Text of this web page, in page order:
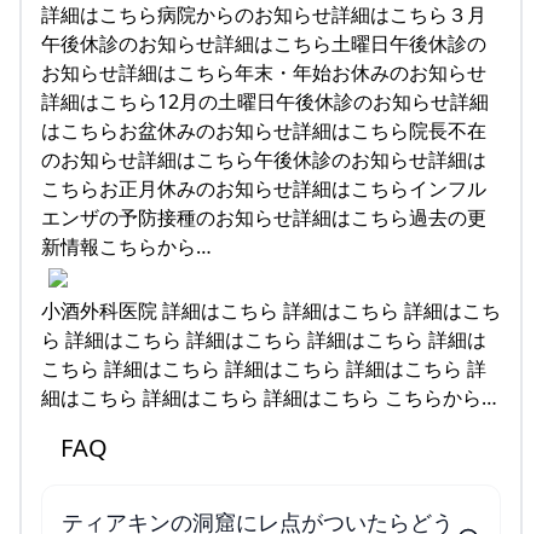
詳細はこちら病院からのお知らせ詳細はこちら３月
午後休診のお知らせ詳細はこちら土曜日午後休診の
お知らせ詳細はこちら年末・年始お休みのお知らせ
詳細はこちら12月の土曜日午後休診のお知らせ詳細
はこちらお盆休みのお知らせ詳細はこちら院長不在
のお知らせ詳細はこちら午後休診のお知らせ詳細は
こちらお正月休みのお知らせ詳細はこちらインフル
エンザの予防接種のお知らせ詳細はこちら過去の更
新情報こちらから…
小酒外科医院 詳細はこちら 詳細はこちら 詳細はこち
ら 詳細はこちら 詳細はこちら 詳細はこちら 詳細は
こちら 詳細はこちら 詳細はこちら 詳細はこちら 詳
細はこちら 詳細はこちら 詳細はこちら こちらから…
FAQ
ティアキンの洞窟にレ点がついたらどう